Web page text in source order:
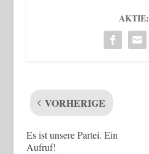
AKTIE:
VORHERIGE
Es ist unsere Partei. Ein
Aufruf!